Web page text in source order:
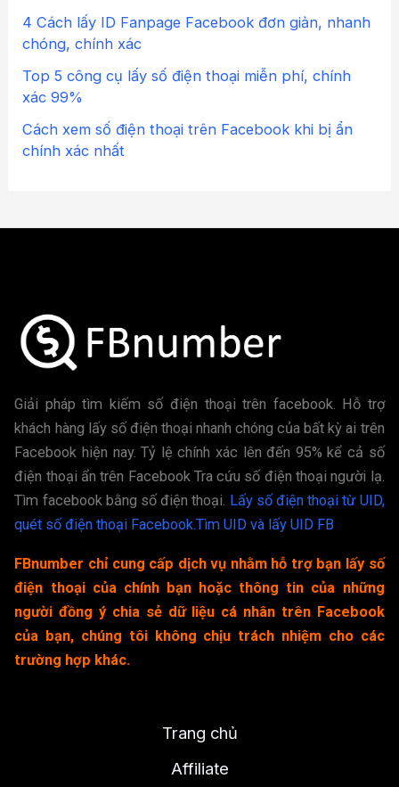
4 Cách lấy ID Fanpage Facebook đơn giản, nhanh
chóng, chính xác
Top 5 công cụ lấy số điện thoại miễn phí, chính
xác 99%
Cách xem số điện thoại trên Facebook khi bị ẩn
chính xác nhất
Giải pháp tìm kiếm số điện thoại trên facebook. Hỗ trợ
khách hàng lấy số điện thoại nhanh chóng của bất kỳ ai trên
Facebook hiện nay. Tỷ lệ chính xác lên đến 95% kể cả số
điện thoại ẩn trên Facebook Tra cứu số điện thoại người lạ.
Tìm facebook bằng số điện thoại. Lấy số điện thoại từ UID,
quét số điện thoại Facebook.Tìm UID và lấy UID FB
FBnumber chỉ cung cấp dịch vụ nhằm hỗ trợ bạn lấy số
điện thoại của chính bạn hoặc thông tin của những
người đồng ý chia sẻ dữ liệu cá nhân trên Facebook
của bạn, chúng tôi không chịu trách nhiệm cho các
trường hợp khác.
Trang chủ
Affiliate